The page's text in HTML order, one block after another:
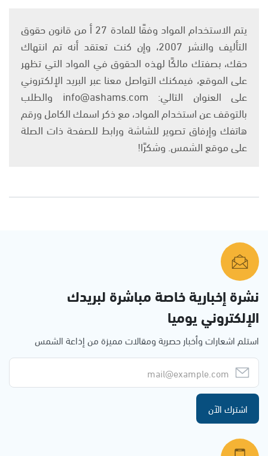
يتم الاستخدام المواد وفقًا للمادة 27 أ من قانون حقوق
التأليف والنشر 2007، وإن كنت تعتقد أنه تم انتهاك
حقك، بصفتك مالكًا لهذه الحقوق في المواد التي تظهر
على الموقع، فيمكنك التواصل معنا عبر البريد الإلكتروني
على العنوان التالي: info@ashams.com والطلب
بالتوقف عن استخدام المواد، مع ذكر اسمك الكامل ورقم
هاتفك وإرفاق تصوير للشاشة ورابط للصفحة ذات الصلة
على موقع الشمس. وشكرًا!
نشرة إخبارية خاصة مباشرة لبريدك
الإلكتروني يوميا
استلم اشعارات وأخبار حصرية ومقالات مميزة من إذاعة الشمس
اشترك الآن